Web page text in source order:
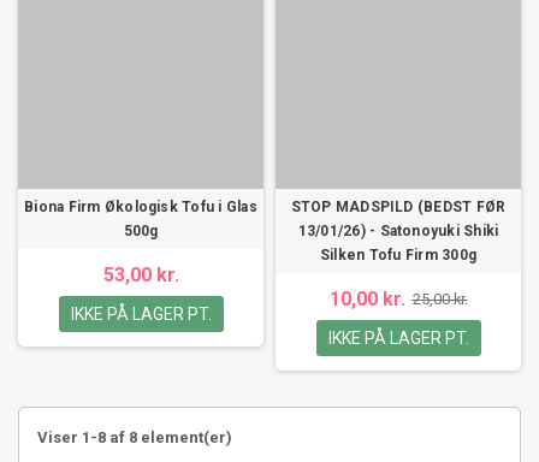
Biona Firm Økologisk Tofu i Glas
500g
53,00 kr.
IKKE PÅ LAGER PT.
STOP MADSPILD (BEDST FØR
13/01/26) - Satonoyuki Shiki
Silken Tofu Firm 300g
10,00 kr. 25,00 kr.
IKKE PÅ LAGER PT.
Viser 1-8 af 8 element(er)